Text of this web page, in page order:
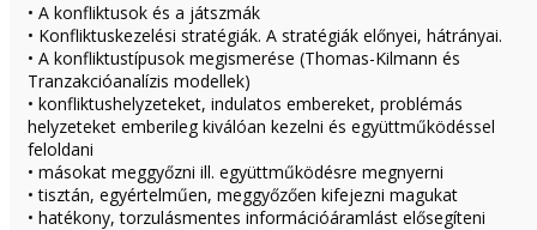
• A konfliktusok és a játszmák
• Konfliktuskezelési stratégiák. A stratégiák előnyei, hátrányai.
• A konfliktustípusok megismerése (Thomas-Kilmann és
Tranzakcióanalízis modellek)
• konfliktushelyzeteket, indulatos embereket, problémás
helyzeteket emberileg kiválóan kezelni és együttműködéssel
feloldani
• másokat meggyőzni ill. együttműködésre megnyerni
• tisztán, egyértelműen, meggyőzően kifejezni magukat
• hatékony, torzulásmentes információáramlást elősegíteni